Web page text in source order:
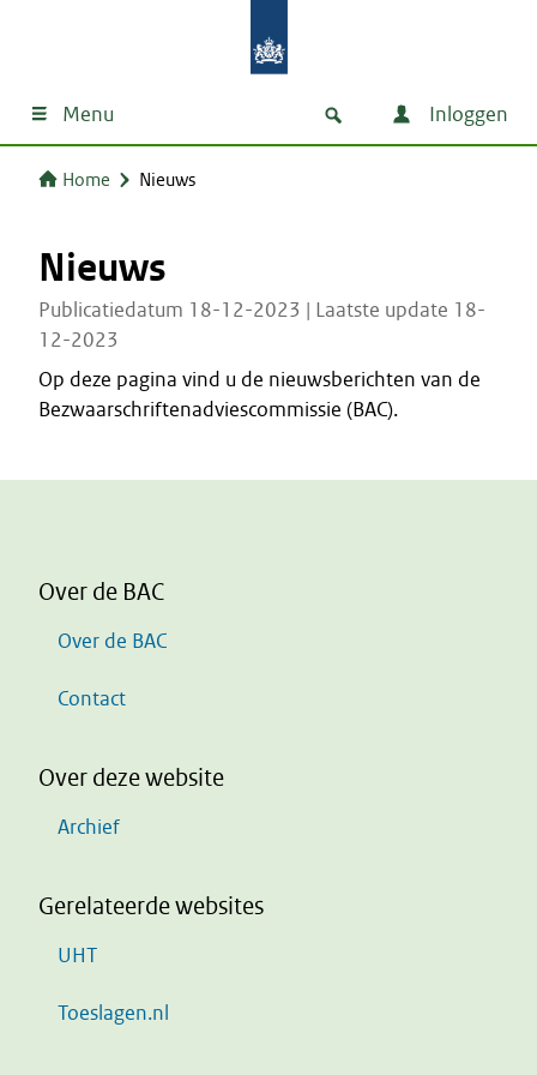
Menu Inloggen
Home Nieuws
Nieuws
Publicatiedatum 18-12-2023 | Laatste update 18-
12-2023
Op deze pagina vind u de nieuwsberichten van de
Bezwaarschriftenadviescommissie (BAC).
Over de BAC
Over de BAC
Contact
Over deze website
Archief
Gerelateerde websites
UHT
Toeslagen.nl